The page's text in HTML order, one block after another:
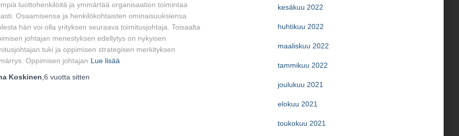
luottohenkilöitä ja ymmärtää organisaation toimintaa
Osaamisensa ja henkilökohtaisten ominaisuuksiensa
hän voi olla yrityksen seuraava toimitusjohtaja. Toisaalta
johtajan menestyksen edellytys on nykyisen
tuki ja oppimisen strategisen merkityksen
Oppimisen johtajan Lue lisää
Koskinen 6 vuotta sitten
kesäkuu 2022
huhtikuu 2022
maaliskuu 2022
tammikuu 2022
joulukuu 2021
elokuu 2021
toukokuu 2021